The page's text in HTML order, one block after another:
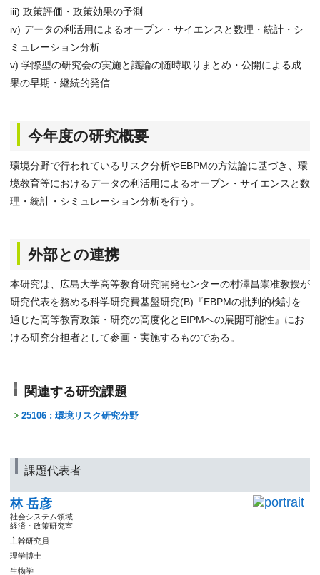
iii) 政策評価・政策効果の予測
iv) データの利活用によるオープン・サイエンスと数理・統計・シ
ミュレーション分析
v) 学際型の研究会の実施と議論の随時取りまとめ・公開による成
果の早期・継続的発信
今年度の研究概要
環境分野で行われているリスク分析やEBPMの方法論に基づき、環
境教育等におけるデータの利活用によるオープン・サイエンスと数
理・統計・シミュレーション分析を行う。
外部との連携
本研究は、広島大学高等教育研究開発センターの村澤昌崇准教授が
研究代表を務める科学研究費基盤研究(B)『EBPMの批判的検討を
通じた高等教育政策・研究の高度化とEIPMへの展開可能性』にお
ける研究分担者として参画・実施するものである。
関連する研究課題
25106 : 環境リスク研究分野
課題代表者
林 岳彦
社会システム領域
経済・政策研究室
主幹研究員
理学博士
生物学